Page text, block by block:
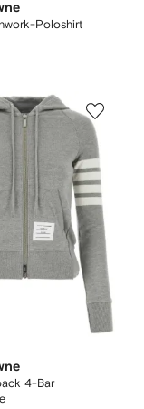
Poloshirt
4-Bar